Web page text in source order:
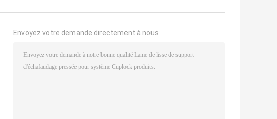
Envoyez votre demande directement à nous